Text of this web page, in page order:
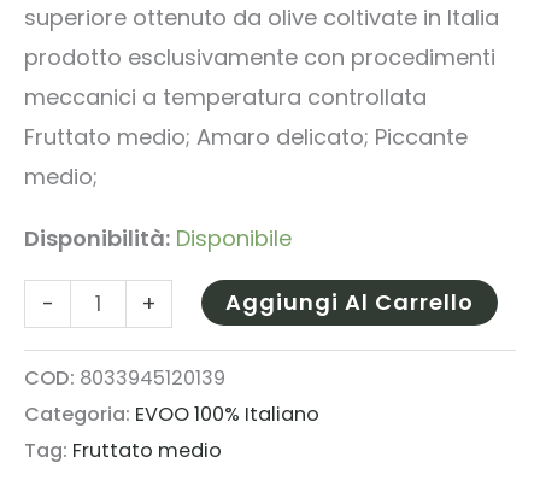
superiore ottenuto da olive coltivate in Italia
prodotto esclusivamente con procedimenti
meccanici a temperatura controllata
Fruttato medio; Amaro delicato; Piccante
medio;
Disponibilità: Disponibile
-
Olio
Extravergine
d'Oliva
100%
Italiano
+ Aggiungi Al Carrello
COD: 8033945120139
Categoria: EVOO 100% Italiano
Tag: Fruttato medio